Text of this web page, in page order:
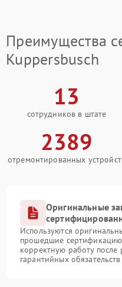
Преимущества
Kuppersbusch
13
сотрудников в штате
2389
отремонтированных
Оригинальные
Используются
прошедшие сертификацию
корректную работу
гарантийных обязательств